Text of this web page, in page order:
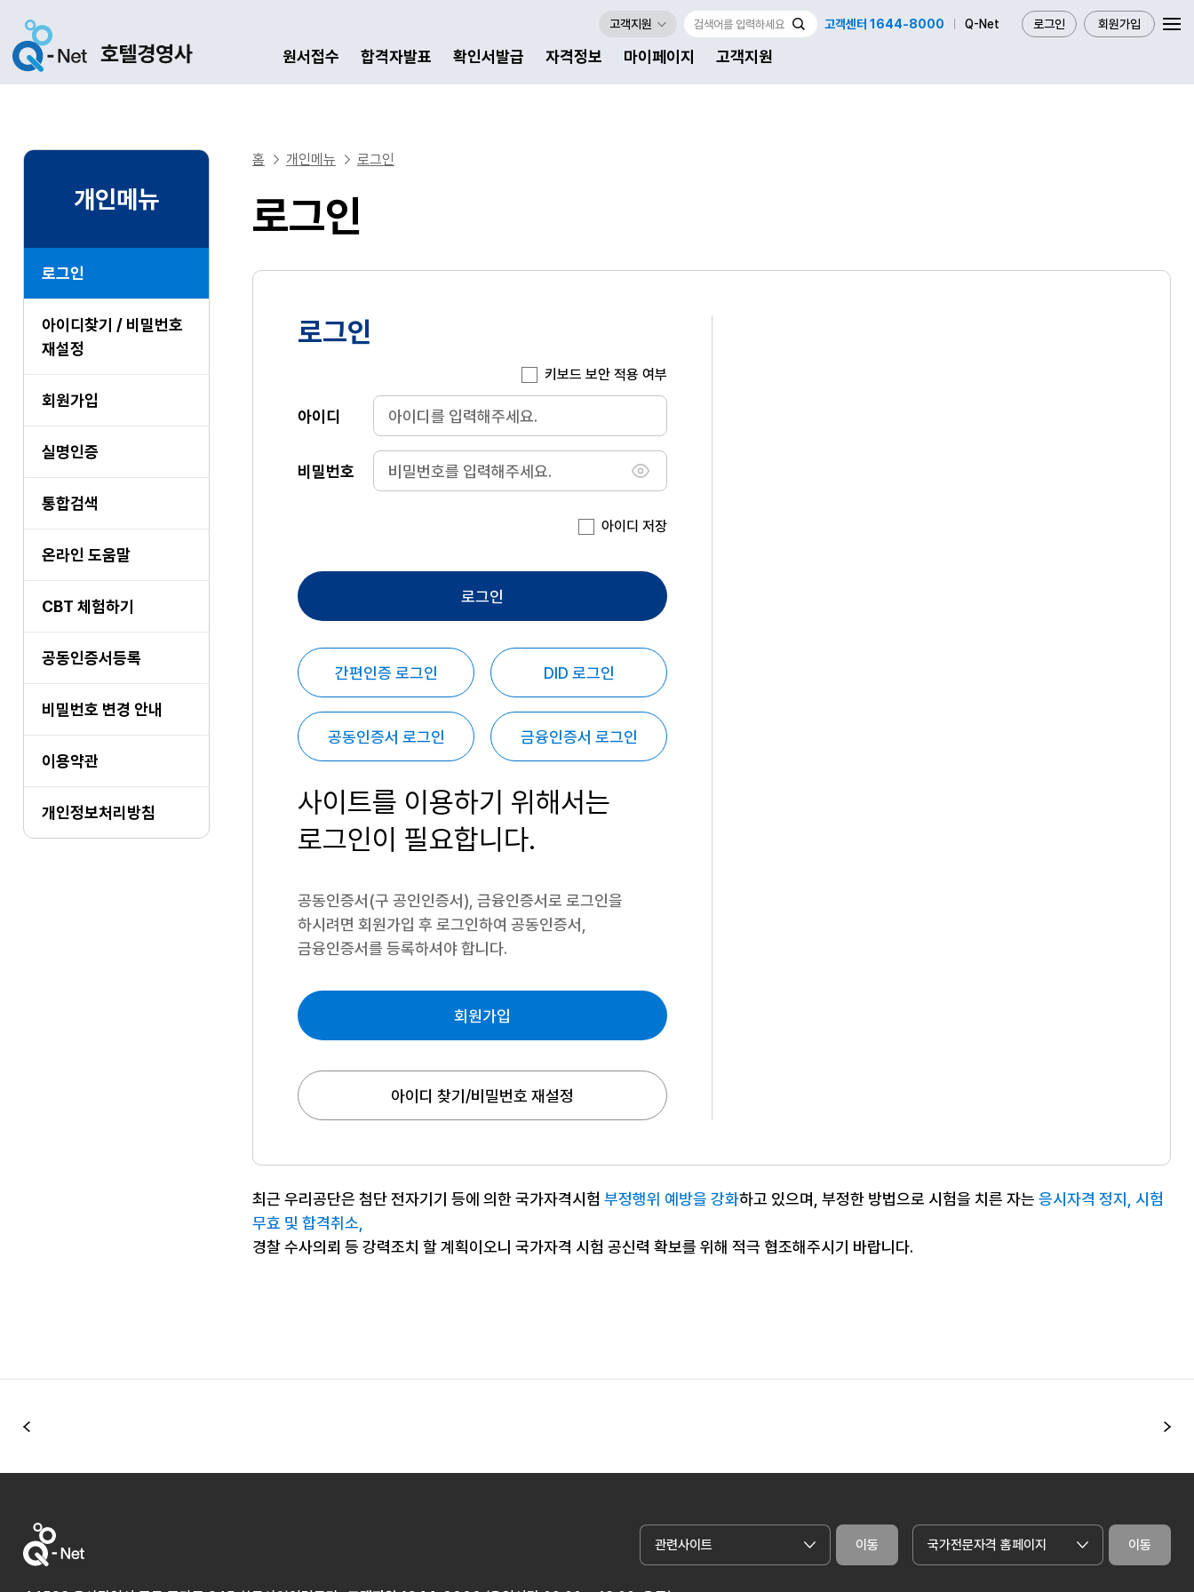
원서접수 합격자발표 확인서발급 자격정보 마이페이지 고객지원
로그인 회원가입
고객센터 1644-8000 Q-Net
고객지원
개인메뉴
로그인
아이디찾기 / 비밀번호
재설정
회원가입
실명인증
통합검색
온라인 도움말
CBT 체험하기
공동인증서등록
비밀번호 변경 안내
이용약관
개인정보처리방침
홈 개인메뉴 로그인
로그인
로그인
키보드 보안 적용 여부
아이디
비밀번호
아이디 저장
로그인
간편인증 로그인 DID 로그인
공동인증서 로그인 금융인증서 로그인
사이트를 이용하기 위해서는
로그인이 필요합니다.
공동인증서(구 공인인증서), 금융인증서로 로그인을
하시려면 회원가입 후 로그인하여 공동인증서,
금융인증서를 등록하셔야 합니다.
회원가입
아이디 찾기/비밀번호 재설정
최근 우리공단은 첨단 전자기기 등에 의한 국가자격시험 부정행위 예방을 강화하고 있으며, 부정한 방법으로 시험을 치른 자는 응시자격 정지, 시험
무효 및 합격취소,
경찰 수사의뢰 등 강력조치 할 계획이오니 국가자격 시험 공신력 확보를 위해 적극 협조해주시기 바랍니다.
관련사이트 이동 국가전문자격 홈페이지 이동